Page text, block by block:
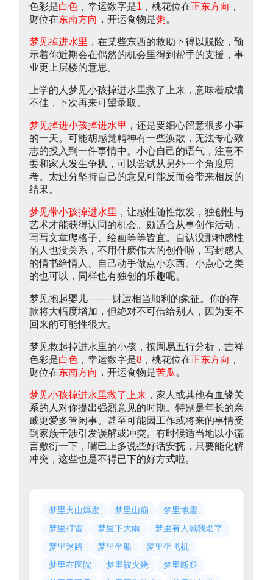
色彩是白色 ，幸运数字是1 ，桃花位在正东方向 ，
财位在东南方向 ，开运食物是粥。
梦见掉进水里 ，在某些东西的救助下得以脱险，预
示着你近期会在偶然的机会里得到帮手的支援，事
业更上层楼的意思。
上学的人梦见小孩掉进水里救了上来，意味着成绩
不佳，下次再来可望录取。
梦见掉进小孩掉进水里 ，还是要细心留意很多小事
的一天。可能胡感觉精神有一些涣散，无法专心致
志的投入到一件事情中。小心自己的语气，注意不
要和家人发生争执，可以尝试从另外一个角度思
考。太过分坚持自己的意见可能反而会带来相反的
结果。
梦见带小孩掉进水里 ，让感性随性散发，独创性与
艺术才能获得认同的机会。颇适合从事创作活动，
写写文章爬格子、绘画等等皆宜。自认没那种感性
的人也没关系，不用什麽伟大的创作啦，写封感人
的情书给情人、自己动手做点小东西、小点心之类
的也可以，同样也有独创的乐趣呢。
梦见抱起婴儿 —— 财运相当顺利的象征。你的存
款将大幅度增加，但绝对不可借给别人，因为要不
回来的可能性很大。
梦见救起掉进水里的小孩，按周易五行分析，吉祥
色彩是白色 ，幸运数字是8 ，桃花位在正东方向 ，
财位在东南方向 ，开运食物是苦瓜 。
梦见小孩掉进水里救了上来 ，家人或其他有血缘关
系的人对你提出强烈意见的时期。特别是年长的亲
戚更爱多管闲事。甚至可能因工作或将来的事情受
到家族干涉引发误解或冲突。有时候适当地以小谎
言敷衍一下，嘴巴上多说些好话安抚，只要能化解
冲突，这些也是不得已下的好方式啦。
梦里火山爆发 梦里山崩
梦里地震
梦里打雷
梦里下大雨
梦里有人喊我名字
梦里迷路
梦里坐船
梦里坐飞机
梦里在医院
梦里被火烧
梦里断腿